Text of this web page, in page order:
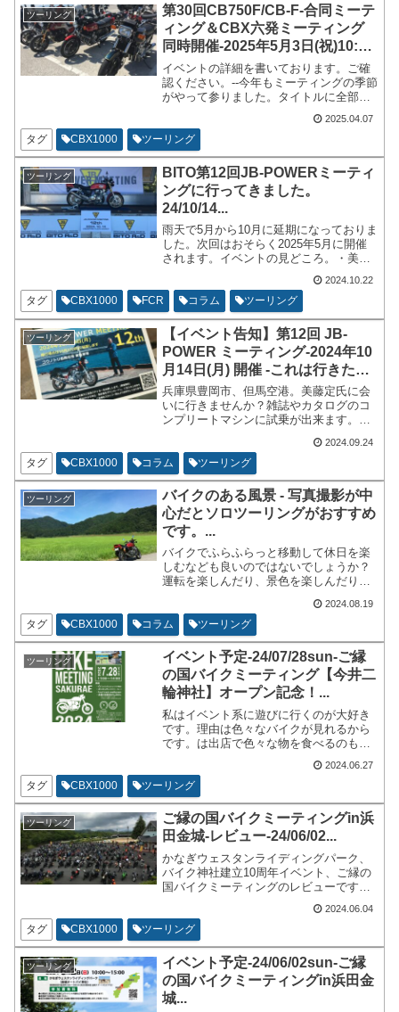
ツーリング
第30回CB750F/CB-F-合同ミーテ
ィング＆CBX六発ミーティング
同時開催-2025年5月3日(祝)10:30
～-岩国-みなとオアシスゆう駐車
場...
イベントの詳細を書いております。ご確
認ください。--今年もミーティングの季節
がやって参りました。タイトルに全部書
外は長くやっているミーティングです。
CBXオーナーズクラブとは別枠の集まり
です。詳細をもう少し書いておきます。
2025.04.07
タグ CBX1000 ツーリング
ツーリング
BITO第12回JB-POWERミーティ
ングに行ってきました。
24/10/14...
雨天で5月から10月に延期になっておりま
した。次回はおそらく2025年5月に開催
されます。イベントの見どころ。・美藤
乗・じゃんけん大会で非売品のグッズが
当たる。兵庫県の但馬空港駐車場で開催
されるイベントです。
2024.10.22
タグ CBX1000 FCR コラム ツーリング
ツーリング
【イベント告知】第12回 JB-
POWER ミーティング-2024年10
月14日(月) 開催 -これは行きたい
BITOのイベント！【美藤定氏に
会いに行こう】...
兵庫県豊岡市、但馬空港。美藤定氏に会
いに行きませんか？雑誌やカタログのコ
ンプリートマシンに試乗が出来ます。パ
リート車輌を間近でご拝謁出来ます。美
藤定氏に会えます。ショートコースです
がコンプリートマシンに実際に乗れるの
は非常に魅力的です。
2024.09.24
タグ CBX1000 コラム ツーリング
ツーリング
バイクのある風景 - 写真撮影が中
心だとソロツーリングがおすすめ
です。...
バイクでふらふらっと移動して休日を楽
しむなども良いのではないでしょうか？
運転を楽しんだり、景色を楽しんだり、
インでなくても釣りやキャンプでの気軽
な移動手段としても活用できます。
2024.08.19
タグ CBX1000 コラム ツーリング
ツーリング
イベント予定-24/07/28sun-ご縁
の国バイクミーティング【今井二
輪神社】オープン記念！...
私はイベント系に遊びに行くのが大好き
です。理由は色々なバイクが見れるから
です。は出店で色々な物を食べるのも非
ている団体の【ご縁の国ツーリングクラ
ブ】については島根県でイベントを開催
してくれているので広島市在住の私から
すると非常にありがたい限りです。
2024.06.27
タグ CBX1000 ツーリング
ツーリング
ご縁の国バイクミーティングin浜
田金城-レビュー-24/06/02...
かなぎウェスタンライディングパーク、
バイク神社建立10周年イベント、ご縁の
国バイクミーティングのレビューです。
た。天気も良く過ごしやすい１日でし
た。バイクの台数については第一駐輪ス
ペースが満車でおそらく追加用の第2駐輪
スペースまで開放していました。
2024.06.04
タグ CBX1000 ツーリング
ツーリング
イベント予定-24/06/02sun-ご縁
の国バイクミーティングin浜田金
城...